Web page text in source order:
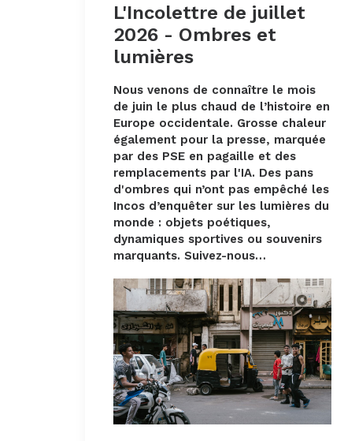
L'Incolettre de juillet
2026 - Ombres et
lumières
Nous venons de connaître le mois
de juin le plus chaud de l’histoire en
Europe occidentale. Grosse chaleur
également pour la presse, marquée
par des PSE en pagaille et des
remplacements par l'IA. Des pans
d'ombres qui n’ont pas empêché les
Incos d’enquêter sur les lumières du
monde : objets poétiques,
dynamiques sportives ou souvenirs
marquants. Suivez-nous…